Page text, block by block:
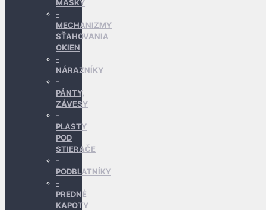
MASKY
MECHANIZMY
SŤAHOVANIA
OKIEN
NÁRAZNÍKY
PÁNTY,
ZÁVESY
PLASTY
POD
STIERAČE
PODBLATNÍKY
PREDNÉ
KAPOTY